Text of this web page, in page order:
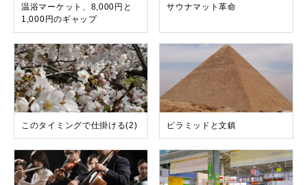
温浴マーケット、8,000円と
1,000円のギャップ
サウナマット革命
このタイミングで仕掛ける(2) ピラミッドと文鎮